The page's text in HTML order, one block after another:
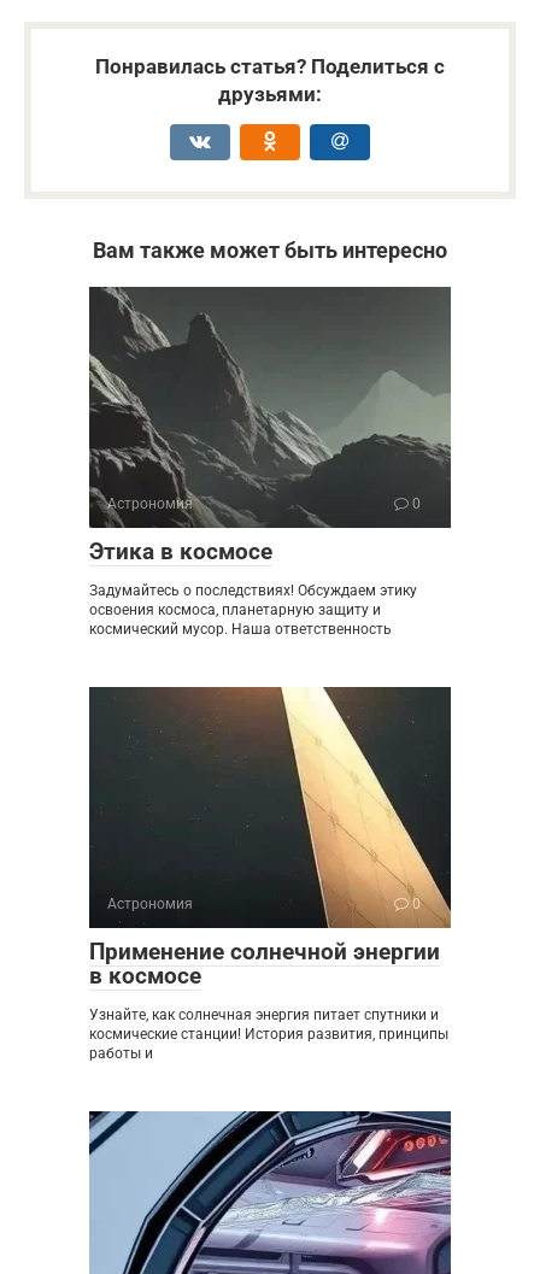
Понравилась статья? Поделиться с
друзьями:
Вам также может быть интересно
Астрономия 0
Этика в космосе
Задумайтесь о последствиях! Обсуждаем этику
освоения космоса, планетарную защиту и
космический мусор. Наша ответственность
Астрономия 0
Применение солнечной энергии
в космосе
Узнайте, как солнечная энергия питает спутники и
космические станции! История развития, принципы
работы и